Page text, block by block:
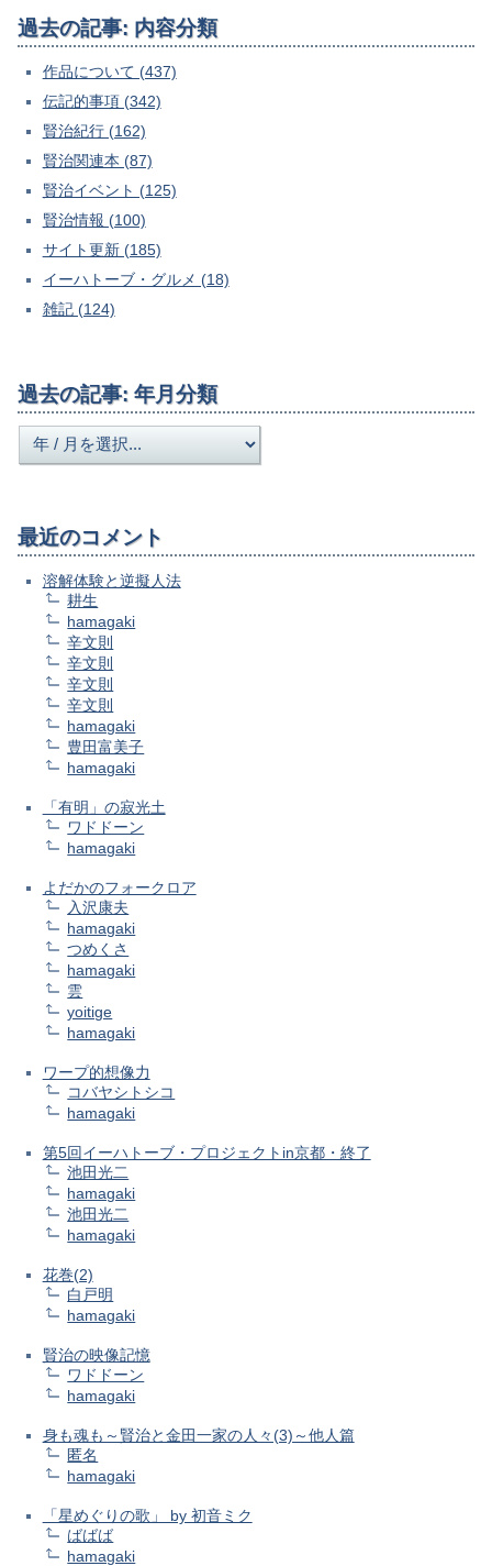
過去の記事: 内容分類
作品について (437)
伝記的事項 (342)
賢治紀行 (162)
賢治関連本 (87)
賢治イベント (125)
賢治情報 (100)
サイト更新 (185)
イーハトーブ・グルメ (18)
雑記 (124)
過去の記事: 年月分類
最近のコメント
溶解体験と逆擬人法
耕生
hamagaki
辛文則
辛文則
辛文則
辛文則
hamagaki
豊田富美子
hamagaki
「有明」の寂光土
ワドドーン
hamagaki
よだかのフォークロア
入沢康夫
hamagaki
つめくさ
hamagaki
雲
yoitige
hamagaki
ワープ的想像力
コバヤシトシコ
hamagaki
第5回イーハトーブ・プロジェクトin京都・終了
池田光二
hamagaki
池田光二
hamagaki
花巻(2)
白戸明
hamagaki
賢治の映像記憶
ワドドーン
hamagaki
身も魂も～賢治と金田一家の人々(3)～他人篇
匿名
hamagaki
「星めぐりの歌」 by 初音ミク
ばばば
hamagaki